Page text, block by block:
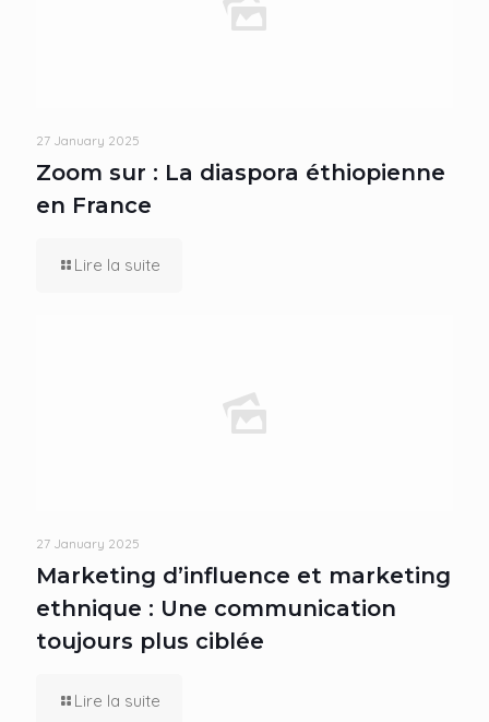
27 January 2025
Zoom sur : La diaspora éthiopienne
en France
Lire la suite
27 January 2025
Marketing d’influence et marketing
ethnique : Une communication
toujours plus ciblée
Lire la suite